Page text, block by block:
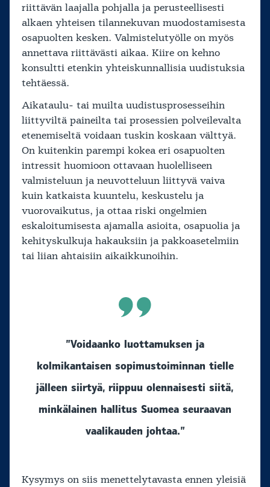
riittävän laajalla pohjalla ja perusteellisesti
alkaen yhteisen tilannekuvan muodostamisesta
osapuolten kesken. Valmistelutyölle on myös
annettava riittävästi aikaa. Kiire on kehno
konsultti etenkin yhteiskunnallisia uudistuksia
tehtäessä.
Aikataulu- tai muilta uudistusprosesseihin
liittyviltä paineilta tai prosessien polveilevalta
etenemiseltä voidaan tuskin koskaan välttyä.
On kuitenkin parempi kokea eri osapuolten
intressit huomioon ottavaan huolelliseen
valmisteluun ja neuvotteluun liittyvä vaiva
kuin katkaista kuuntelu, keskustelu ja
vuorovaikutus, ja ottaa riski ongelmien
eskaloitumisesta ajamalla asioita, osapuolia ja
kehityskulkuja hakauksiin ja pakkoasetelmiin
tai liian ahtaisiin aikaikkunoihin.
”Voidaanko luottamuksen ja
kolmikantaisen sopimustoiminnan tielle
jälleen siirtyä, riippuu olennaisesti siitä,
minkälainen hallitus Suomea seuraavan
vaalikauden johtaa.”
Kysymys on siis menettelytavasta ennen yleisiä